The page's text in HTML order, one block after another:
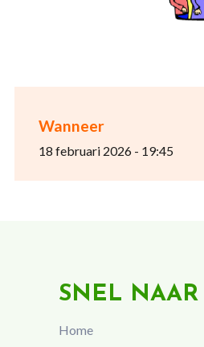
Wanneer
18 februari 2026 - 19:45
SNEL NAAR
Home